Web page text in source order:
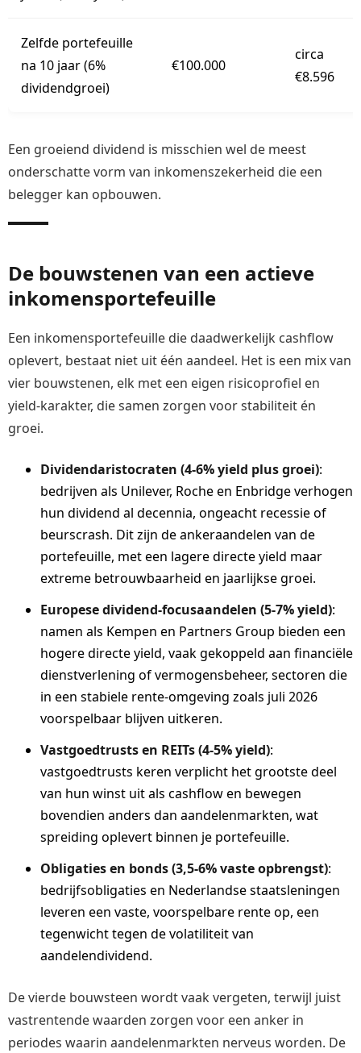
Zelfde portefeuille
na 10 jaar (6%
dividendgroei)
€100.000
circa
€8.596
Een groeiend dividend is misschien wel de meest
onderschatte vorm van inkomenszekerheid die een
belegger kan opbouwen.
De bouwstenen van een actieve
inkomensportefeuille
Een inkomensportefeuille die daadwerkelijk cashflow
oplevert, bestaat niet uit één aandeel. Het is een mix van
vier bouwstenen, elk met een eigen risicoprofiel en
yield-karakter, die samen zorgen voor stabiliteit én
groei.
Dividendaristocraten (4-6% yield plus groei):
bedrijven als Unilever, Roche en Enbridge verhogen
hun dividend al decennia, ongeacht recessie of
beurscrash. Dit zijn de ankeraandelen van de
portefeuille, met een lagere directe yield maar
extreme betrouwbaarheid en jaarlijkse groei.
Europese dividend-focusaandelen (5-7% yield):
namen als Kempen en Partners Group bieden een
hogere directe yield, vaak gekoppeld aan financiële
dienstverlening of vermogensbeheer, sectoren die
in een stabiele rente-omgeving zoals juli 2026
voorspelbaar blijven uitkeren.
Vastgoedtrusts en REITs (4-5% yield):
vastgoedtrusts keren verplicht het grootste deel
van hun winst uit als cashflow en bewegen
bovendien anders dan aandelenmarkten, wat
spreiding oplevert binnen je portefeuille.
Obligaties en bonds (3,5-6% vaste opbrengst):
bedrijfsobligaties en Nederlandse staatsleningen
leveren een vaste, voorspelbare rente op, een
tegenwicht tegen de volatiliteit van
aandelendividend.
De vierde bouwsteen wordt vaak vergeten, terwijl juist
vastrentende waarden zorgen voor een anker in
periodes waarin aandelenmarkten nerveus worden. De